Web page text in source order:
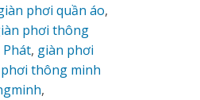
phơi quần áo,
phơi thông
, giàn phơi
thông minh
,